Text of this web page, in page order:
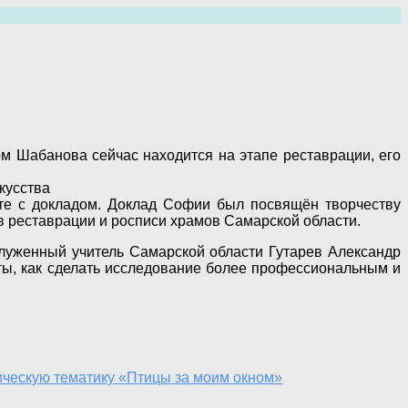
сейчас находится на этапе реставрации, его
с докладом. Доклад Софии был посвящён творчеству
и росписи храмов Самарской области.
учитель Самарской области Гутарев Александр
как сделать исследование более профессиональным и
тематику «Птицы за моим окном»